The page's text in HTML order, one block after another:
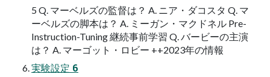
5 Q. マーベルズの監督は？ A. ニア・ダコスタ Q. マ
ーベルズの脚本は？ A. ミーガン・マクドネル Pre-
Instruction-Tuning 継続事前学習 Q. バービーの主演
は？ A. マーゴット・ロビー ++2023年の情報
実験設定 6